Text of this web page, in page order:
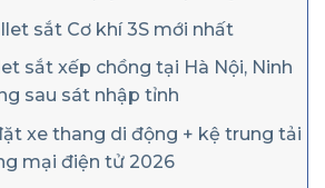
sắt Cơ khí 3S mới nhất
sắt xếp chồng tại Hà Nội, Ninh
sau sát nhập tỉnh
xe thang di động + kệ trung tải
mại điện tử 2026